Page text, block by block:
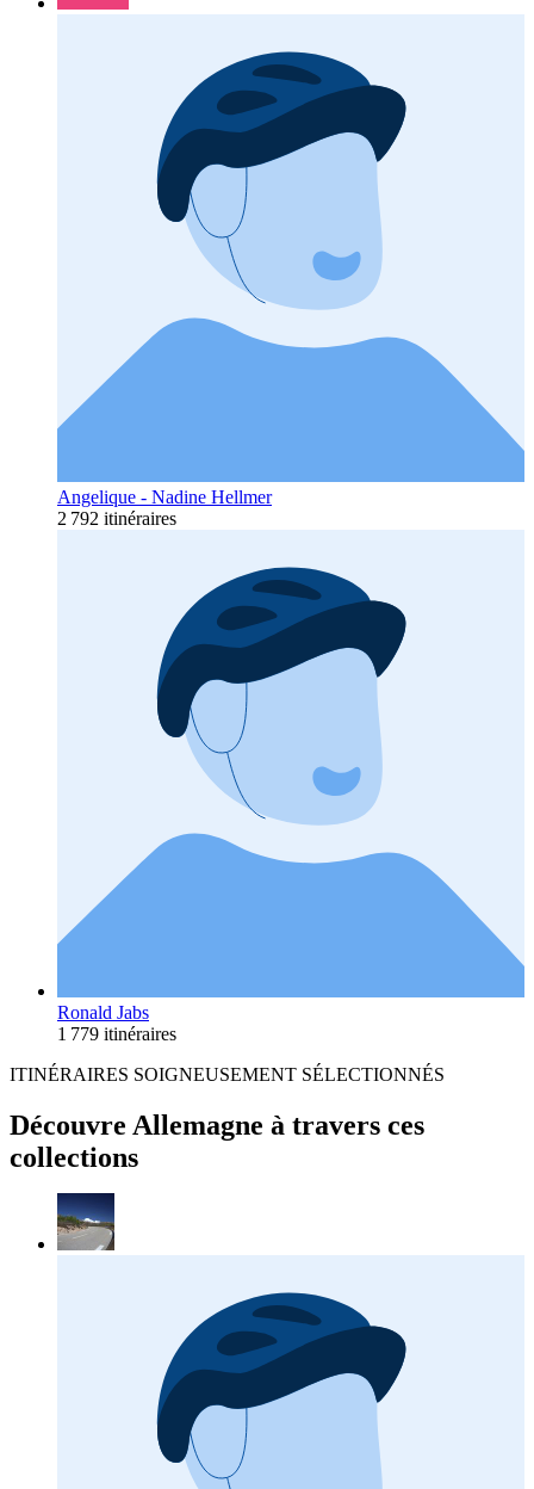
Angelique - Nadine Hellmer
2 792 itinéraires
Ronald Jabs
1 779 itinéraires
ITINÉRAIRES SOIGNEUSEMENT SÉLECTIONNÉS
Découvre Allemagne à travers ces
collections